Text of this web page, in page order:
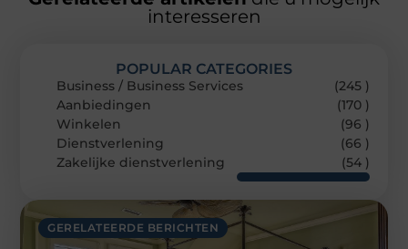
interesseren
GERELATEERDE BERICHTEN
POPULAR CATEGORIES
Business / Business Services
(245 )
Aanbiedingen
(170 )
Winkelen
(96 )
Dienstverlening
(66 )
Zakelijke dienstverlening
(54 )